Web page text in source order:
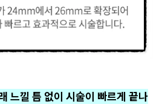
느낄 틈 없이 시술이 빠르게 끝나